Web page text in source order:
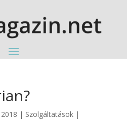
| Szolgáltatások|